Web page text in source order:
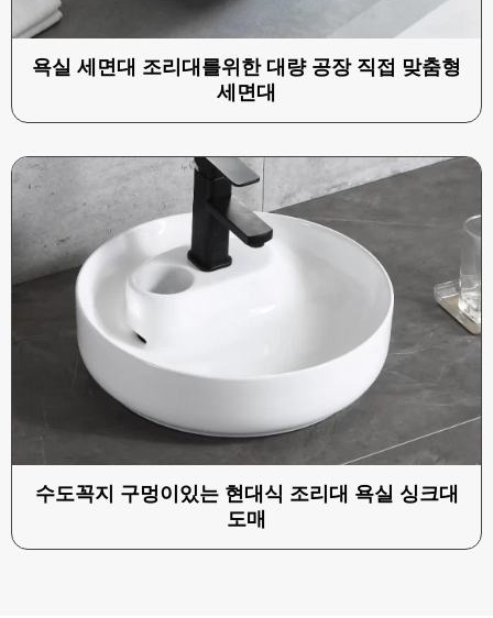
욕실 세면대 조리대를위한 대량 공장 직접 맞춤형
세면대
수도꼭지 구멍이있는 현대식 조리대 욕실 싱크대
도매